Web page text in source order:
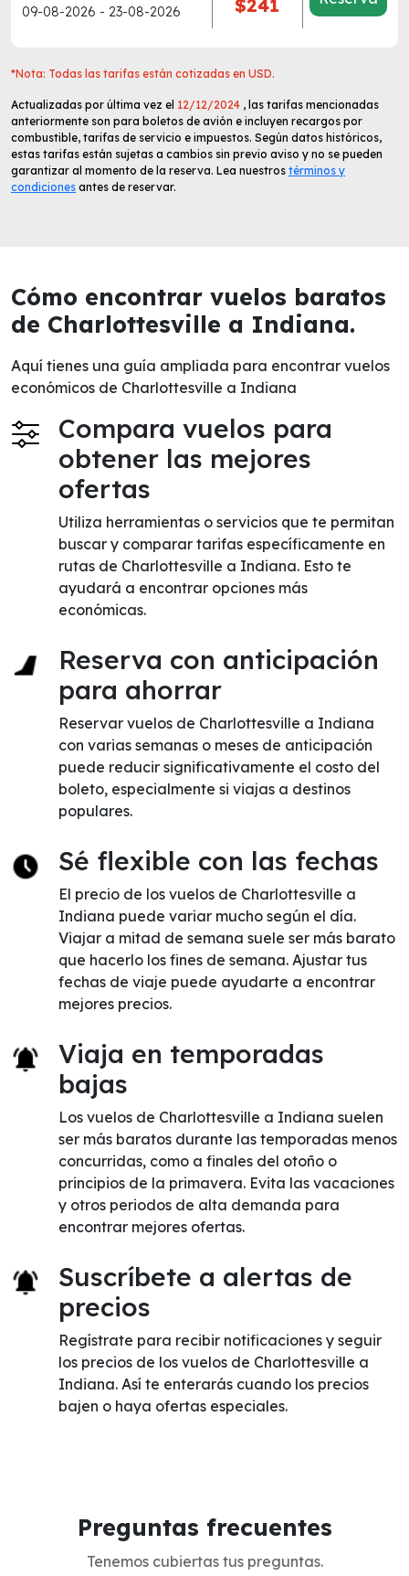
09-08-2026 - 23-08-2026 $241
*Nota: Todas las tarifas están cotizadas en USD.
Actualizadas por última vez el 12/12/2024 , las tarifas mencionadas
anteriormente son para boletos de avión e incluyen recargos por
combustible, tarifas de servicio e impuestos. Según datos históricos,
estas tarifas están sujetas a cambios sin previo aviso y no se pueden
garantizar al momento de la reserva. Lea nuestros términos y
condiciones antes de reservar.
Cómo encontrar vuelos baratos
de Charlottesville a Indiana.
Aquí tienes una guía ampliada para encontrar vuelos
económicos de Charlottesville a Indiana
Compara vuelos para
obtener las mejores
ofertas
Utiliza herramientas o servicios que te permitan
buscar y comparar tarifas específicamente en
rutas de Charlottesville a Indiana. Esto te
ayudará a encontrar opciones más
económicas.
Reserva con anticipación
para ahorrar
Reservar vuelos de Charlottesville a Indiana
con varias semanas o meses de anticipación
puede reducir significativamente el costo del
boleto, especialmente si viajas a destinos
populares.
Sé flexible con las fechas
El precio de los vuelos de Charlottesville a
Indiana puede variar mucho según el día.
Viajar a mitad de semana suele ser más barato
que hacerlo los fines de semana. Ajustar tus
fechas de viaje puede ayudarte a encontrar
mejores precios.
Viaja en temporadas
bajas
Los vuelos de Charlottesville a Indiana suelen
ser más baratos durante las temporadas menos
concurridas, como a finales del otoño o
principios de la primavera. Evita las vacaciones
y otros periodos de alta demanda para
encontrar mejores ofertas.
Suscríbete a alertas de
precios
Regístrate para recibir notificaciones y seguir
los precios de los vuelos de Charlottesville a
Indiana. Así te enterarás cuando los precios
bajen o haya ofertas especiales.
Preguntas frecuentes
Tenemos cubiertas tus preguntas.